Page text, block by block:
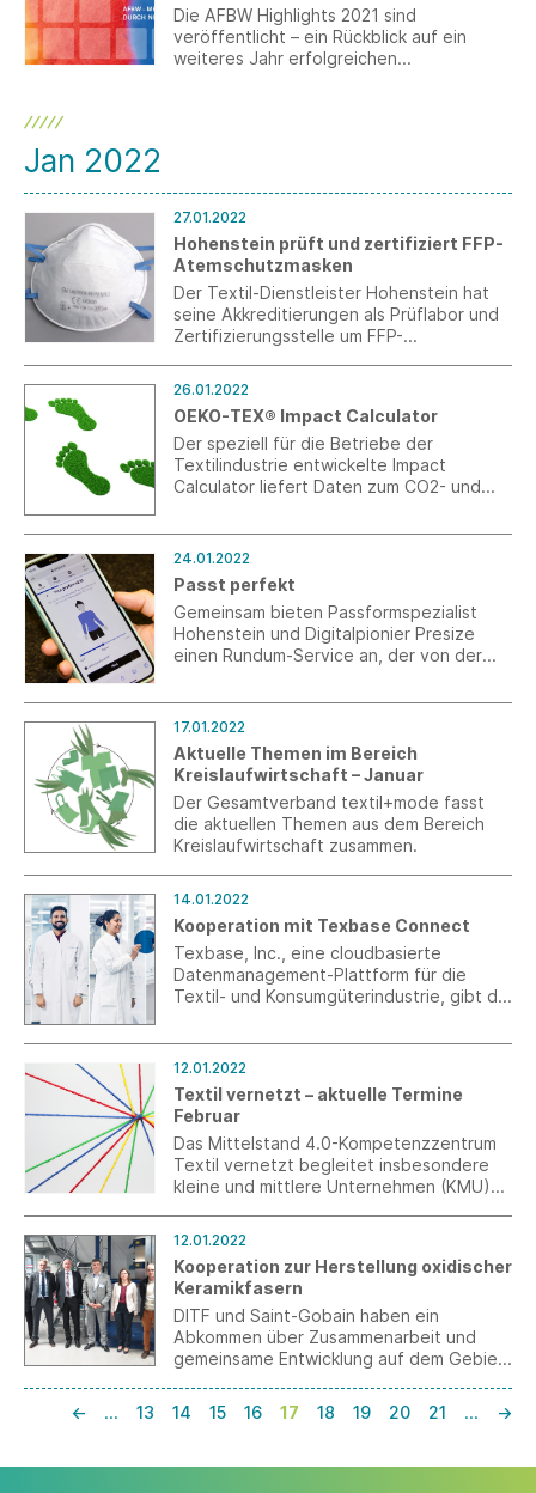
Die AFBW Highlights 2021 sind
veröffentlicht – ein Rückblick auf ein
weiteres Jahr erfolgreichen
Jan 2022
27.01.2022
Hohenstein prüft und zertifiziert FFP-
Atemschutzmasken
Der Textil-Dienstleister Hohenstein hat
seine Akkreditierungen als Prüflabor und
Zertifizierungsstelle um FFP-
Portfolio im textilen Maskenbereich
komplettiert.
26.01.2022
OEKO-TEX® Impact Calculator
Der speziell für die Betriebe der
Textilindustrie entwickelte Impact
Calculator liefert Daten zum CO2- und
der Klimaziele notwendig sind. Zudem
ermöglicht es den Anwendern, diese
Ergebnisse zu teilen und damit den
Austausch entlang der globalen
Lieferkette zu fördern.
24.01.2022
Passt perfekt
Gemeinsam bieten Passformspezialist
Hohenstein und Digitalpionier Presize
einen Rundum-Service an, der von der
Skalierung für automatisierte
Größenempfehlung im Online-Geschäft
17.01.2022
Aktuelle Themen im Bereich
Kreislaufwirtschaft – Januar
Der Gesamtverband textil+mode fasst
die aktuellen Themen aus dem Bereich
Kreislaufwirtschaft zusammen.
14.01.2022
Kooperation mit Texbase Connect
Texbase, Inc., eine cloudbasierte
Datenmanagement-Plattform für die
Textil- und Konsumgüterindustrie, gibt die
Prüfdienstleister Hohenstein bekannt.
12.01.2022
Textil vernetzt – aktuelle Termine
Februar
Das Mittelstand 4.0-Kompetenzzentrum
Textil vernetzt begleitet insbesondere
kleine und mittlere Unternehmen (KMU)
angrenzenden wie übergreifenden
Branchen in Deutschland bei den
aufkommenden Veränderungen im
Bereich der Digitalisierung.
12.01.2022
Kooperation zur Herstellung oxidischer
Keramikfasern
DITF und Saint-Gobain haben ein
Abkommen über Zusammenarbeit und
gemeinsame Entwicklung auf dem Gebiet
abgeschlossen.
← … 13 14 15 16 17 18 19 20 21 … →